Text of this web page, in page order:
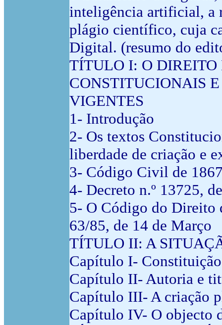
inteligência artificial, a
plágio científico, cuja
Digital. (resumo do
TÍTULO I: O DIREITO
CONSTITUCIONAIS
VIGENTES
1- Introdução
2- Os textos
liberdade de criação e
3- Código Civil de
4- Decreto n.º 13725,
5- O Código do Direito
63/85, de 14 de Março
TÍTULO II: A
Capítulo I-
Capítulo II- Autoria e
Capítulo III- A criação
Capítulo IV- O objecto